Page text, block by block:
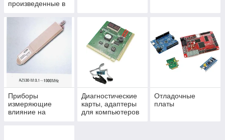
произведенные в
Приборы
измеряющие
влияние на
Диагностические
карты, адаптеры
для компьютеров
Отладочные
платы